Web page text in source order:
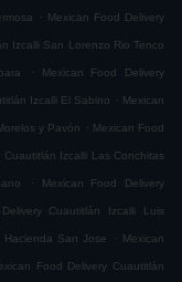
. Mexican Food Delivery
Izcalli San Lorenzo Rio Tenco
. Mexican Food Delivery
Izcalli El Sabino . Mexican
y Pavón . Mexican Food
Cuautitlán Izcalli Las Conchitas
. Mexican Food Delivery
Cuautitlán Izcalli Luis
Hacienda San Jose . Mexican
Food Delivery Cuautitlán